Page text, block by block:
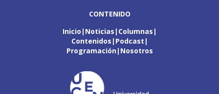
CONTENIDO
Inicio Noticias Columnas
Contenidos Podcast
Programación Nosotros